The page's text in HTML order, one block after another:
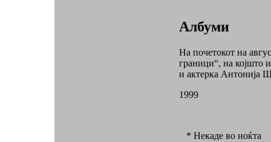
Албуми
На почетокот на
граници“, на којшто
и актерка Антонија
1999
* Некаде во ноќта